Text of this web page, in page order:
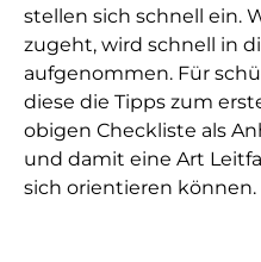
stellen sich schnell ein.
zugeht, wird schnell in
aufgenommen. Für
diese die Tipps zum
obigen Checkliste als
und damit eine Art
sich orientieren können.